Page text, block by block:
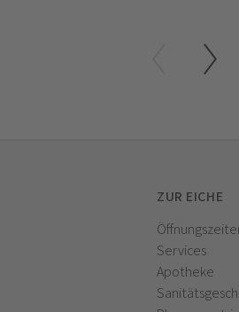
ZUR EICHE
Services
Apotheke